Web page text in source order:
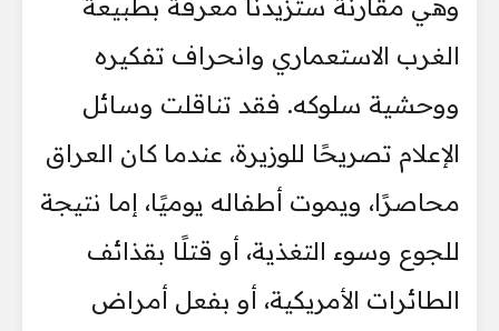
الغرب الاستعماري وانحراف تفكيره
ووحشية سلوكه. فقد تناقلت وسائل
الإعلام تصريحًا للوزيرة، عندما كان العراق
محاصرًا، ويموت أطفاله يوميًا، إما نتيجة
للجوع وسوء التغذية، أو قتلًا بقذائف
الطائرات الأمريكية، أو بفعل أمراض